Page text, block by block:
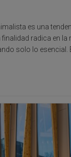
es una
radica en la
solo lo esencial.